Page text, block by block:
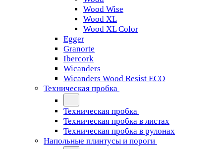
Wood Wise
Wood XL
Wood XL Color
Egger
Granorte
Ibercork
Wicanders
Wicanders Wood Resist ECO
Техническая пробка
Техническая пробка
Техническая пробка в листах
Техническая пробка в рулонах
Напольные плинтусы и пороги